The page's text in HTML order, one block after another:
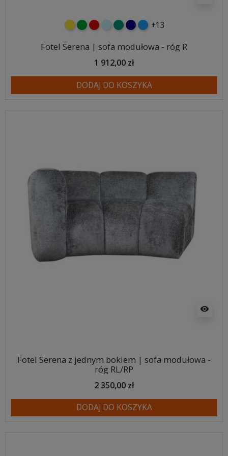
żółtyzielonyczerwony
błękitnyturkusowy
granatowy
niebieski
+13
Fotel Serena | sofa modułowa - róg R
1 912,00 zł
DODAJ DO KOSZYKA
visibility
Fotel Serena z jednym bokiem | sofa modułowa -
róg RL/RP
2 350,00 zł
DODAJ DO KOSZYKA